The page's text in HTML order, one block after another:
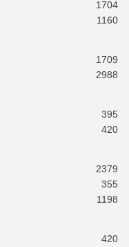
1704
1160
1709
2988
395
420
2379
355
1198
420